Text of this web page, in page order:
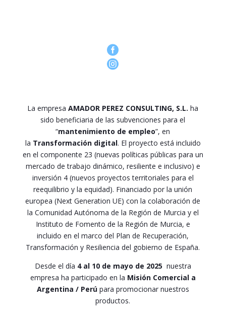


La empresaAMADOR PEREZ CONSULTING, S.L. ha
sido beneficiaria de las subvenciones para el
“mantenimiento de empleo”, en
la Transformación digital. El proyecto está incluido
en el componente 23 (nuevas políticas públicas para un
mercado de trabajo dinámico, resiliente e inclusivo) e
inversión 4 (nuevos proyectos territoriales para el
reequilibrio y la equidad). Financiado por la unión
europea (Next Generation UE) con la colaboración de
la Comunidad Autónoma de la Región de Murcia y el
Instituto de Fomento de la Región de Murcia, e
incluido en el marco del Plan de Recuperación,
Transformación y Resiliencia del gobierno de España.
Desde el día 4 al 10 de mayo de 2025 nuestra
empresa ha participado en la Misión Comercial a
Argentina / Perú para promocionar nuestros
productos.